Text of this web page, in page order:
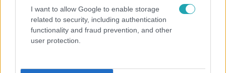
I want to allow Google to enable storage
related to security, including authentication
functionality and fraud prevention, and other
user protection.
Átvonul a hidegfront az országon – így alakul a
hőmérséklet a hét második felében